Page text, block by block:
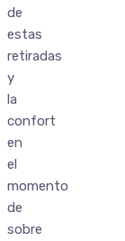
de
estas
retiradas
y
la
confort
en
el
momento
de
sobre